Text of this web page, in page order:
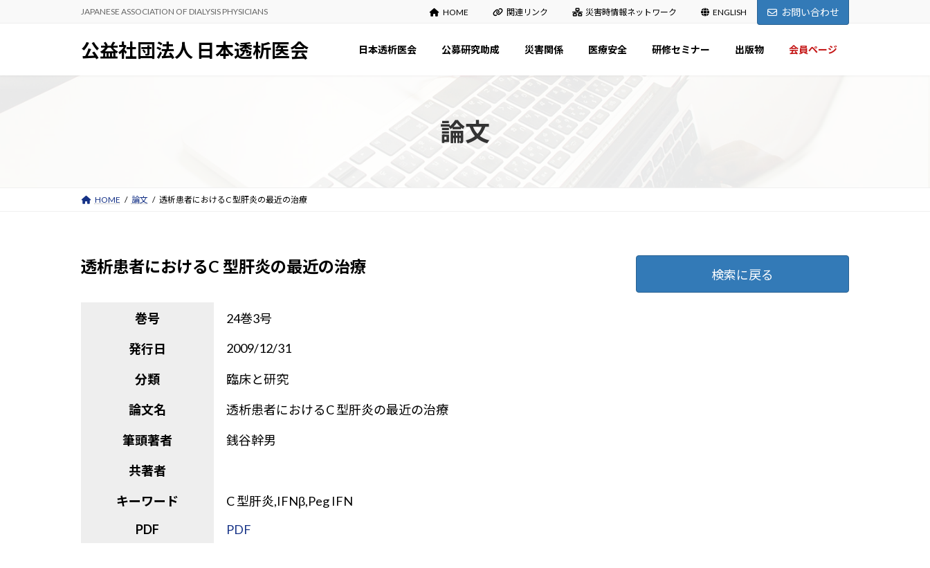
JAPANESE ASSOCIATION OF DIALYSIS PHYSICIANS HOME 関連リンク 災害時情報ネットワーク ENGLISH お問い合わせ
公益社団法人 日本透析医会 日本透析医会 公募研究助成 災害関係 医療安全 研修セミナー 出版物 会員ページ
論文
HOME 論文 透析患者におけるC 型肝炎の最近の治療
透析患者におけるC 型肝炎の最近の治療
巻号
24巻3号
発行日
2009/12/31
分類
臨床と研究
論文名
透析患者におけるC 型肝炎の最近の治療
筆頭著者
銭谷幹男
共著者
キーワード
C 型肝炎,IFNβ,Peg IFN
PDF
PDF
検索に戻る